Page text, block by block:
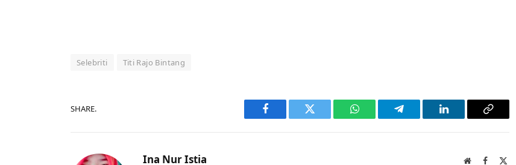
Selebriti Titi Rajo Bintang
SHARE.
Facebook Twitter WhatsAppTelegram LinkedIn Copy
Ina Nur Istia WebsiteFacebook